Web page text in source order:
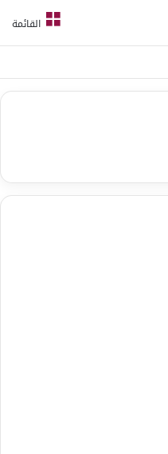
القائمة